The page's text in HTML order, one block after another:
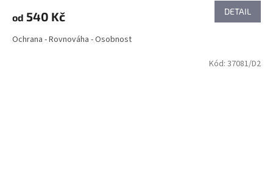
od 540 Kč DETAIL
Ochrana - Rovnováha - Osobnost
Kód: 37081/D2